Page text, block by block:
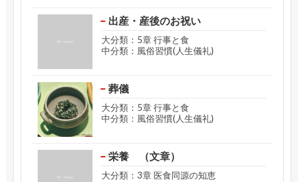
出産・産後のお祝い
大分類：5章 行事と食
中分類：風俗習慣(人生儀礼)
葬儀
大分類：5章 行事と食
中分類：風俗習慣(人生儀礼)
栄養 （文章）
大分類：3章 医食同源の知恵